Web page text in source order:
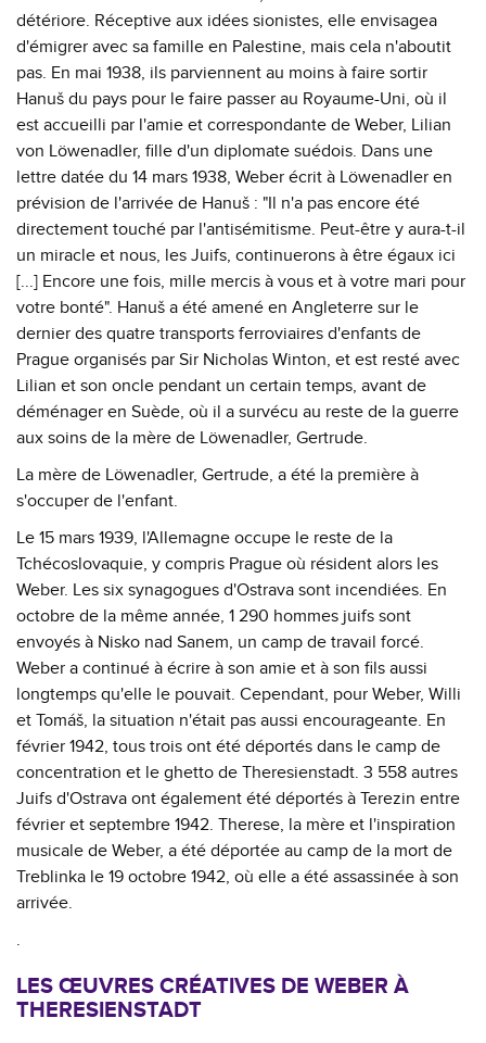
détériore. Réceptive aux idées sionistes, elle envisagea
d'émigrer avec sa famille en Palestine, mais cela n'aboutit
pas. En mai 1938, ils parviennent au moins à faire sortir
Hanuš du pays pour le faire passer au Royaume-Uni, où il
est accueilli par l'amie et correspondante de Weber, Lilian
von Löwenadler, fille d'un diplomate suédois. Dans une
lettre datée du 14 mars 1938, Weber écrit à Löwenadler en
prévision de l'arrivée de Hanuš : "Il n'a pas encore été
directement touché par l'antisémitisme. Peut-être y aura-t-il
un miracle et nous, les Juifs, continuerons à être égaux ici
[...] Encore une fois, mille mercis à vous et à votre mari pour
votre bonté". Hanuš a été amené en Angleterre sur le
dernier des quatre transports ferroviaires d'enfants de
Prague organisés par Sir Nicholas Winton, et est resté avec
Lilian et son oncle pendant un certain temps, avant de
déménager en Suède, où il a survécu au reste de la guerre
aux soins de la mère de Löwenadler, Gertrude.
La mère de Löwenadler, Gertrude, a été la première à
s'occuper de l'enfant.
Le 15 mars 1939, l'Allemagne occupe le reste de la
Tchécoslovaquie, y compris Prague où résident alors les
Weber. Les six synagogues d'Ostrava sont incendiées. En
octobre de la même année, 1 290 hommes juifs sont
envoyés à Nisko nad Sanem, un camp de travail forcé.
Weber a continué à écrire à son amie et à son fils aussi
longtemps qu'elle le pouvait. Cependant, pour Weber, Willi
et Tomáš, la situation n'était pas aussi encourageante. En
février 1942, tous trois ont été déportés dans le camp de
concentration et le ghetto de Theresienstadt. 3 558 autres
Juifs d'Ostrava ont également été déportés à Terezin entre
février et septembre 1942. Therese, la mère et l'inspiration
musicale de Weber, a été déportée au camp de la mort de
Treblinka le 19 octobre 1942, où elle a été assassinée à son
arrivée.
.
LES ŒUVRES CRÉATIVES DE WEBER À
THERESIENSTADT